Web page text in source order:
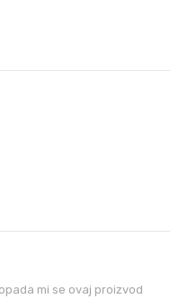
mi se ovaj proizvod